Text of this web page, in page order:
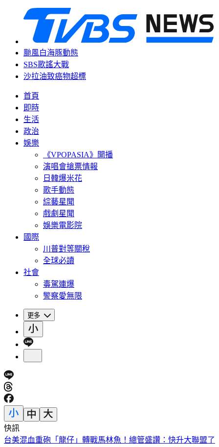
颱風白海豚動態
SBS歌謠大戰
沙拉油致癌物超標
首頁
即時
生活
政治
娛樂
《VPOPASIA》開播
演唱會搶票情報
日韓爆米花
歌手動態
綜藝星聞
戲劇星聞
娛樂電影院
國際
川普對等關稅
全球必讀
社會
毒駕連爆
警察愛無限
更多
快訊
買手搖飲「發票中1000萬」！獎落南北2縣市 200萬也中